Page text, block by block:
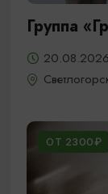
Группа
ОТ 2300₽